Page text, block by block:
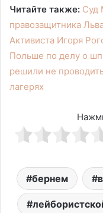
Читайте также: Суд
правозащитника
Активиста Игоря
Польше по делу о
решили не
лагерях
бернем